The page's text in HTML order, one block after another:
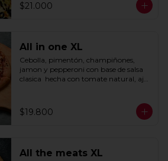
$21.000
All in one XL
Cebolla, pimentón, champiñones,
jamon y pepperoni con base de salsa
clasica  hecha con tomate natural, ajo,
$19.800
All the meats XL